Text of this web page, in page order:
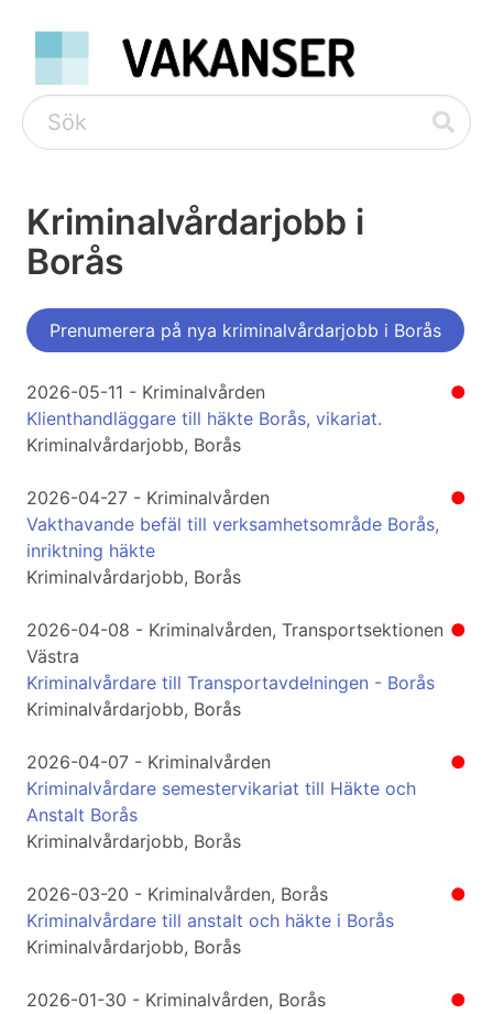
Kriminalvårdarjobb i
Borås
Prenumerera på nya kriminalvårdarjobb i Borås
●
2026-05-11 - Kriminalvården
Klienthandläggare till häkte Borås, vikariat.
Kriminalvårdarjobb, Borås
●
2026-04-27 - Kriminalvården
Vakthavande befäl till verksamhetsområde Borås,
inriktning häkte
Kriminalvårdarjobb, Borås
●
2026-04-08 - Kriminalvården, Transportsektionen
Västra
Kriminalvårdare till Transportavdelningen - Borås
Kriminalvårdarjobb, Borås
●
2026-04-07 - Kriminalvården
Kriminalvårdare semestervikariat till Häkte och
Anstalt Borås
Kriminalvårdarjobb, Borås
●
2026-03-20 - Kriminalvården, Borås
Kriminalvårdare till anstalt och häkte i Borås
Kriminalvårdarjobb, Borås
●
2026-01-30 - Kriminalvården, Borås